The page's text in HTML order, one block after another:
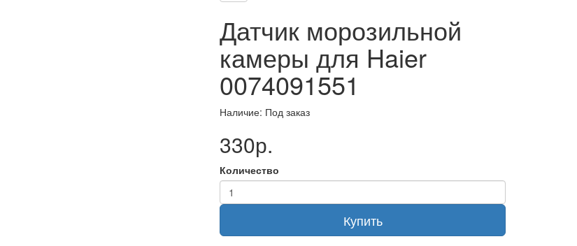
Датчик морозильной
камеры для Haier
0074091551
Наличие: Под заказ
330р.
Количество
Купить